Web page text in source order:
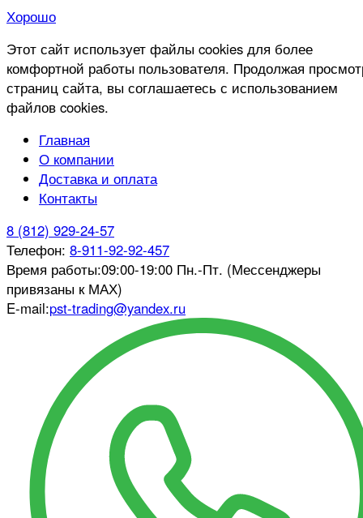
Хорошо
Этот сайт использует файлы cookies для более
комфортной работы пользователя. Продолжая
страниц сайта, вы соглашаетесь с использованием
файлов cookies.
Главная
О компании
Доставка и оплата
Контакты
8 (812) 929-24-57
Телефон: 8-911-92-92-457
Время работы:09:00-19:00 Пн.-Пт. (Мессенджеры
привязаны к МАХ)
E-mail:pst-trading@yandex.ru